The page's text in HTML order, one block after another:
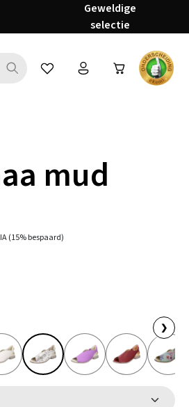
Geweldige
selectie
Je hebt 0 items op je
mud
(15% bespaard)
❯